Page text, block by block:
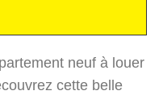
neuf à louer
cette belle